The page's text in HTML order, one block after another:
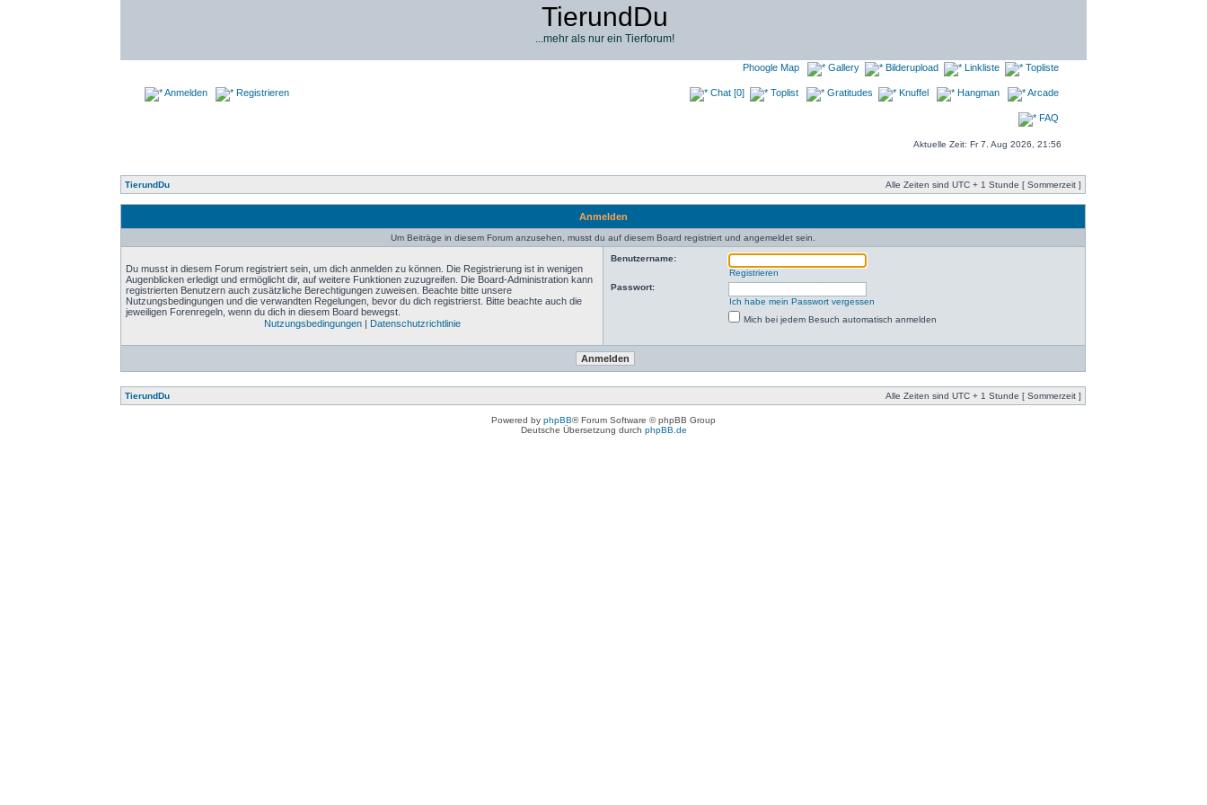
TierundDu
...mehr als nur ein Tierforum!
Anmelden Registrieren
Phoogle Map Gallery Bilderupload Linkliste Topliste
Chat [0] Toplist Gratitudes Knuffel Hangman Arcade
FAQ
Aktuelle Zeit: Fr 7. Aug 2026, 21:56
TierundDu Alle Zeiten sind UTC + 1 Stunde [ Sommerzeit ]
Anmelden
Um Beiträge in diesem Forum anzusehen, musst du auf diesem Board registriert und angemeldet sein.
Du musst in diesem Forum registriert sein, um dich anmelden zu können. Die Registrierung ist in wenigen
Augenblicken erledigt und ermöglicht dir, auf weitere Funktionen zuzugreifen. Die Board-Administration kann
registrierten Benutzern auch zusätzliche Berechtigungen zuweisen. Beachte bitte unsere
Nutzungsbedingungen und die verwandten Regelungen, bevor du dich registrierst. Bitte beachte auch die
jeweiligen Forenregeln, wenn du dich in diesem Board bewegst.
Nutzungsbedingungen| Datenschutzrichtlinie
Benutzername:
Registrieren
Passwort:
Ich habe mein Passwort vergessen
Mich bei jedem Besuch automatisch anmelden
TierundDu Alle Zeiten sind UTC + 1 Stunde [ Sommerzeit ]
Powered by phpBB® Forum Software © phpBB Group
Deutsche Übersetzung durch phpBB.de